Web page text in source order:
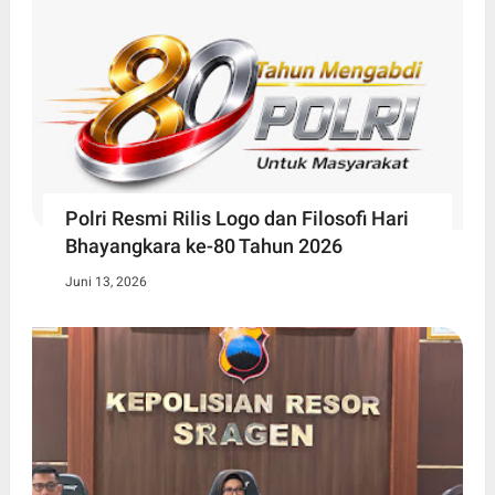
Polri Resmi Rilis Logo dan Filosofi Hari
Bhayangkara ke-80 Tahun 2026
Juni 13, 2026